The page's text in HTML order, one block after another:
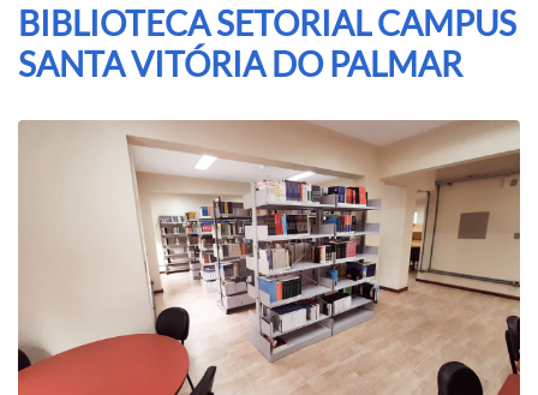
BIBLIOTECA SETORIAL CAMPUS
SANTA VITÓRIA DO PALMAR